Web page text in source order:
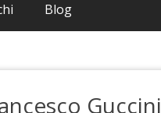
Blog
Guccini